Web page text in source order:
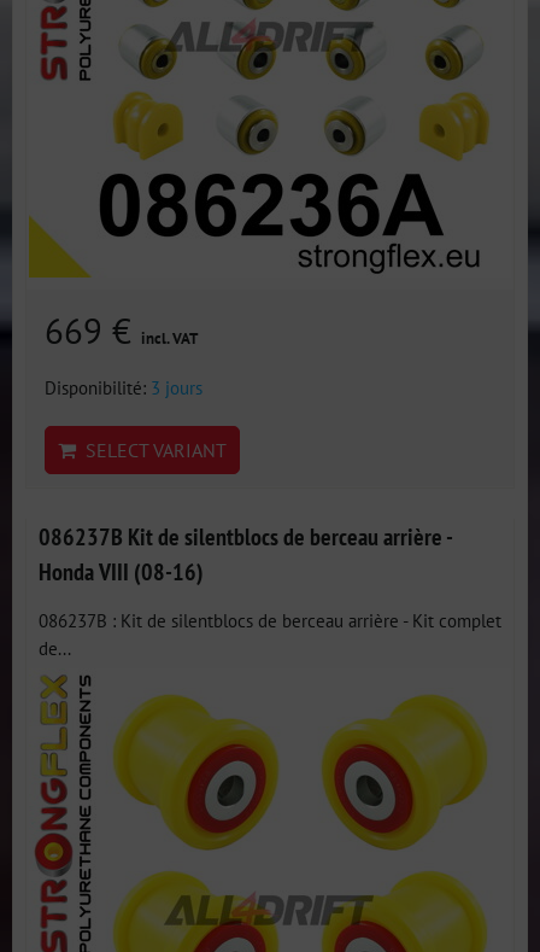
669 € incl. VAT
Disponibilité: 3 jours
SELECT VARIANT
086237B Kit de silentblocs de berceau arrière -
Honda VIII (08-16)
086237B : Kit de silentblocs de berceau arrière - Kit complet
de...